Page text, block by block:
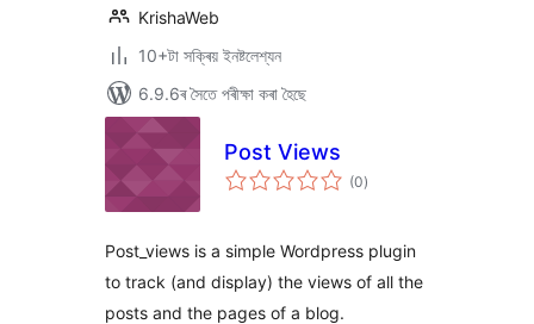
KrishaWeb
10+টা সক্ৰিয় ইনষ্টলেশ্যন
6.9.6ৰ সৈতে পৰীক্ষা কৰা হৈছে
Post Views
(0টা
মুঠ)
Post_views is a simple Wordpress plugin
to track (and display) the views of all the
posts and the pages of a blog.